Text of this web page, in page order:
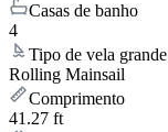
Casas de banho
4
Tipo de vela grande
Rolling Mainsail
Comprimento
41.27 ft